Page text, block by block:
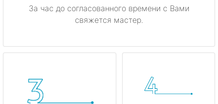
За час до согласованного времени с Вами
свяжется мастер.